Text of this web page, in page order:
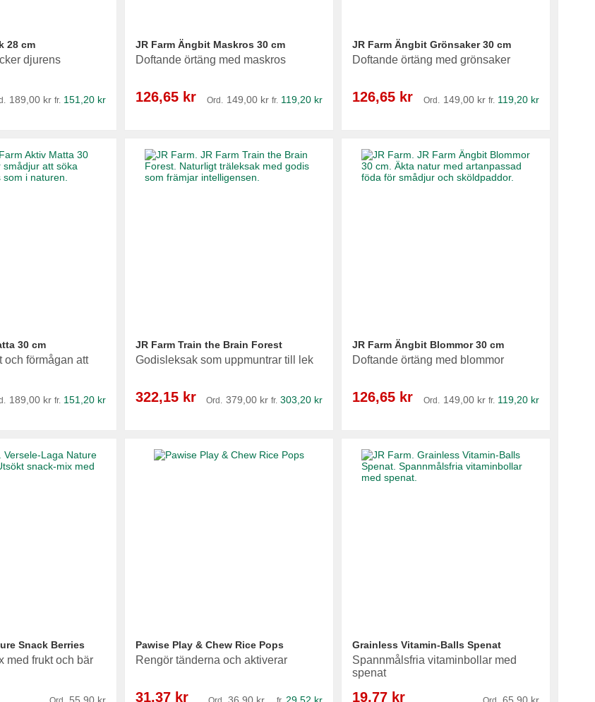
28 cm
djurens
189,00 kr fr. 151,20 kr
JR Farm Ängbit Maskros 30 cm
Doftande örtäng med maskros
Reapris
126,65 kr Ord. 149,00 kr fr. 119,20 kr
JR Farm Ängbit Grönsaker 30 cm
Doftande örtäng med grönsaker
Reapris
126,65 kr Ord. 149,00 kr fr. 119,20 kr
30 cm
och förmågan att
189,00 kr fr. 151,20 kr
JR Farm Train the Brain Forest
Godisleksak som uppmuntrar till lek
Reapris
322,15 kr Ord. 379,00 kr fr. 303,20 kr
JR Farm Ängbit Blommor 30 cm
Doftande örtäng med blommor
Reapris
126,65 kr Ord. 149,00 kr fr. 119,20 kr
Snack Berries
med frukt och bär
55,90 kr
Pawise Play & Chew Rice Pops
Rengör tänderna och aktiverar
Reapris
31,37 kr 36,90 kr 29,52 kr
Grainless Vitamin-Balls Spenat
Spannmålsfria vitaminbollar med
spenat
Reapris
19,77 kr 65,90 kr